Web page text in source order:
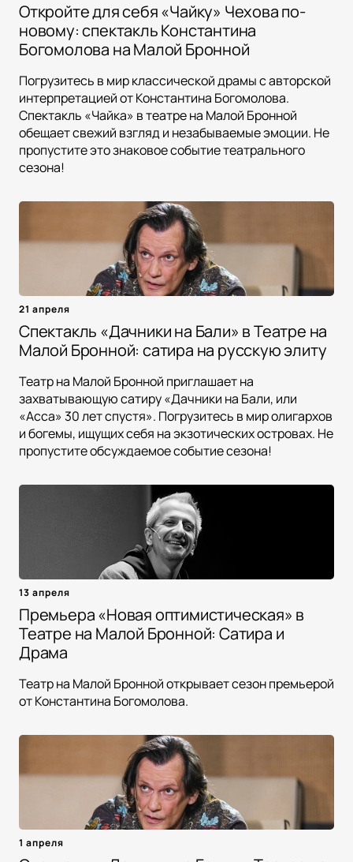
Откройте для себя «Чайку» Чехова по-
новому: спектакль Константина
Богомолова на Малой Бронной
Погрузитесь в мир классической драмы с авторской
интерпретацией от Константина Богомолова.
Спектакль «Чайка» в театре на Малой Бронной
обещает свежий взгляд и незабываемые эмоции. Не
пропустите это знаковое событие театрального
сезона!
21 апреля
Спектакль «Дачники на Бали» в Театре на
Малой Бронной: сатира на русскую элиту
Театр на Малой Бронной приглашает на
захватывающую сатиру «Дачники на Бали, или
«Асса» 30 лет спустя». Погрузитесь в мир олигархов
и богемы, ищущих себя на экзотических островах. Не
пропустите обсуждаемое событие сезона!
13 апреля
Премьера «Новая оптимистическая» в
Театре на Малой Бронной: Сатира и
Драма
Театр на Малой Бронной открывает сезон премьерой
от Константина Богомолова.
1 апреля